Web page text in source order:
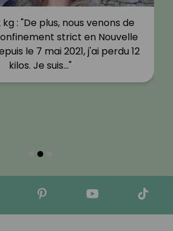
kg : "De plus, nous venons de
strict en Nouvelle
le 7 mai 2021, j'ai perdu 12
kilos. Je suis…"